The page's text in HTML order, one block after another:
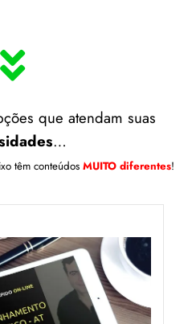
que atendam suas
…
têm conteúdos MUITO diferentes!